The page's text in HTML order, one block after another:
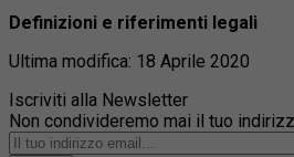
Definizioni e riferimenti legali
Ultima modifica: 18 Aprile 2020
Iscriviti alla Newsletter
Non condivideremo mai il tuo